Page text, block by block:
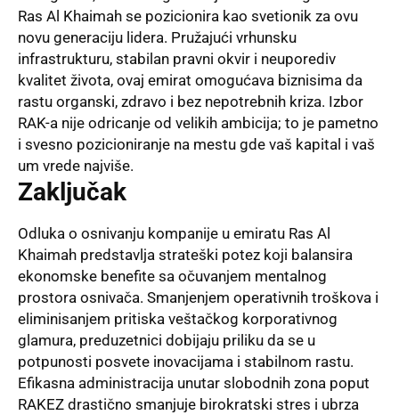
Ras Al Khaimah se pozicionira kao svetionik za ovu
novu generaciju lidera. Pružajući vrhunsku
infrastrukturu, stabilan pravni okvir i neuporediv
kvalitet života, ovaj emirat omogućava biznisima da
rastu organski, zdravo i bez nepotrebnih kriza. Izbor
RAK-a nije odricanje od velikih ambicija; to je pametno
i svesno pozicioniranje na mestu gde vaš kapital i vaš
um vrede najviše.
Zaključak
Odluka o osnivanju kompanije u emiratu Ras Al
Khaimah predstavlja strateški potez koji balansira
ekonomske benefite sa očuvanjem mentalnog
prostora osnivača. Smanjenjem operativnih troškova i
eliminisanjem pritiska veštačkog korporativnog
glamura, preduzetnici dobijaju priliku da se u
potpunosti posvete inovacijama i stabilnom rastu.
Efikasna administracija unutar slobodnih zona poput
RAKEZ drastično smanjuje birokratski stres i ubrza